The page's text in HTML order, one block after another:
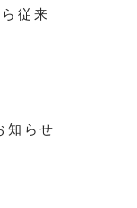
従来
知らせ